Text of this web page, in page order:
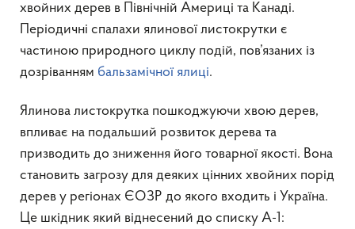
хвойних дерев в Північній Америці та Канаді.
Періодичні спалахи ялинової листокрутки є
частиною природного циклу подій, пов’язаних із
дозріванням бальзамічної ялиці.
Ялинова листокрутка пошкоджуючи хвою дерев,
впливає на подальший розвиток дерева та
призводить до зниження його товарної якості. Вона
становить загрозу для деяких цінних хвойних порід
дерев у регіонах ЄОЗР до якого входить і Україна.
Це шкідник який віднесений до списку А-1: